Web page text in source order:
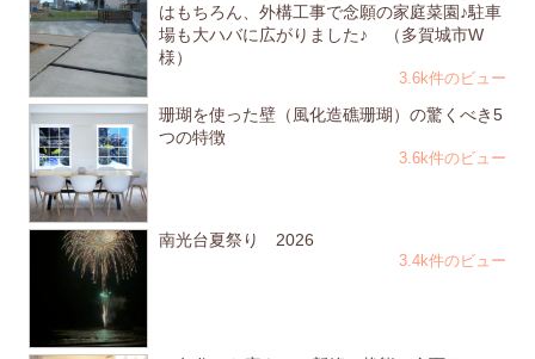
はもちろん、外構工事で念願の家庭菜園♪駐車
場も大ハバに広がりました♪ （多賀城市W
様）
3.6k件のビュー
珊瑚を使った壁（風化造礁珊瑚）の驚くべき5
つの特徴
3.6k件のビュー
南光台夏祭り 2026
3.4k件のビュー